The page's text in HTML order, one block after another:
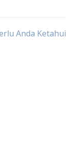
Anda Ketahui